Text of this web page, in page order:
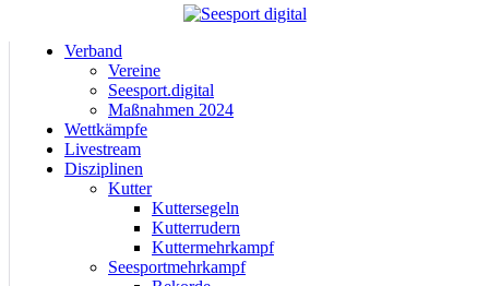
Verband
Vereine
Seesport.digital
Maßnahmen 2024
Wettkämpfe
Livestream
Disziplinen
Kutter
Kuttersegeln
Kutterrudern
Kuttermehrkampf
Seesportmehrkampf